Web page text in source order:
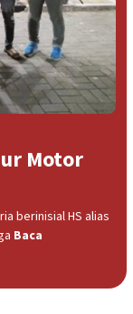
Motor
berinisial HS alias
Baca